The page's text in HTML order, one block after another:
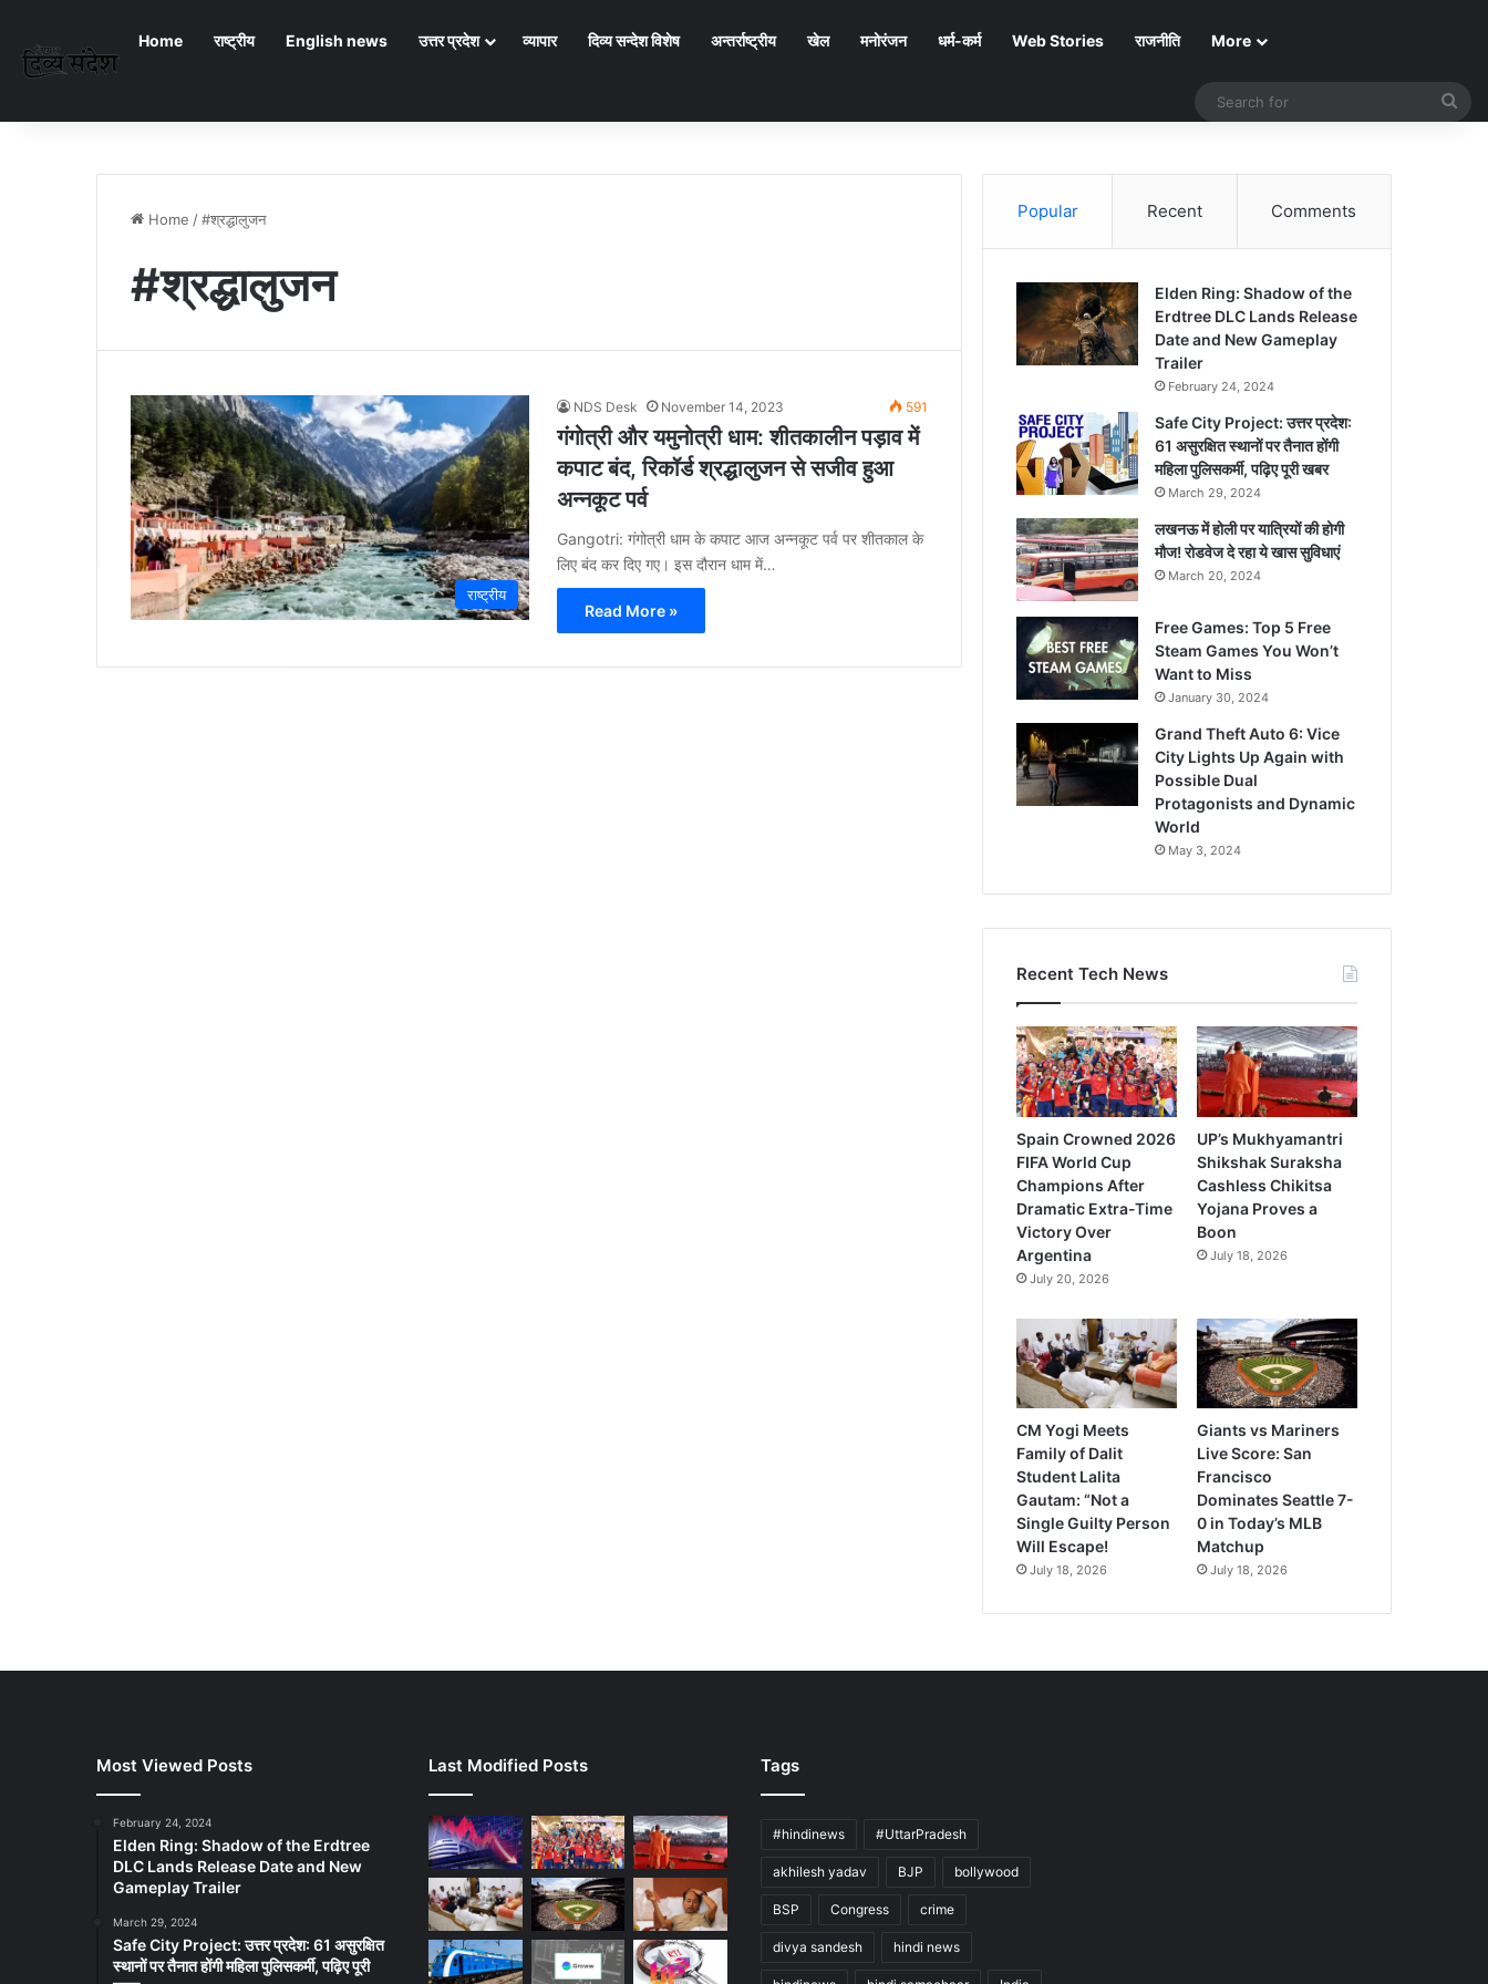
Home राष्ट्रीय English news उत्तर प्रदेश व्यापार दिव्य सन्देश विशेष अन्तर्राष्ट्रीय खेल मनोरंजन धर्म-कर्म Web Stories राजनीति More
Home /#श्रद्धालुजन
#श्रद्धालुजन
राष्ट्रीय
NDS Desk November 14, 2023 591
गंगोत्री और यमुनोत्री धाम: शीतकालीन पड़ाव में
कपाट बंद, रिकॉर्ड श्रद्धालुजन से सजीव हुआ
अन्नकूट पर्व
Gangotri: गंगोत्री धाम के कपाट आज अन्नकूट पर्व पर शीतकाल के
लिए बंद कर दिए गए। इस दौरान धाम में…
Read More »
Popular Recent Comments
Elden Ring: Shadow of the
Erdtree DLC Lands Release
Date and New Gameplay
Trailer
February 24, 2024
Safe City Project: उत्तर प्रदेश:
61 असुरक्षित स्थानों पर तैनात होंगी
महिला पुलिसकर्मी, पढ़िए पूरी खबर
March 29, 2024
लखनऊ में होली पर यात्रियों की होगी
मौज! रोडवेज दे रहा ये खास सुविधाएं
March 20, 2024
Free Games: Top 5 Free
Steam Games You Won’t
Want to Miss
January 30, 2024
Grand Theft Auto 6: Vice
City Lights Up Again with
Possible Dual
Protagonists and Dynamic
World
May 3, 2024
Recent Tech News
Spain Crowned 2026
FIFA World Cup
Champions After
Dramatic Extra-Time
Victory Over
Argentina
July 20, 2026
UP’s Mukhyamantri
Shikshak Suraksha
Cashless Chikitsa
Yojana Proves a
Boon
July 18, 2026
CM Yogi Meets
Family of Dalit
Student Lalita
Gautam: “Not a
Single Guilty Person
Will Escape!
July 18, 2026
Giants vs Mariners
Live Score: San
Francisco
Dominates Seattle 7-
0 in Today’s MLB
Matchup
July 18, 2026
Most Viewed Posts
February 24, 2024
Elden Ring: Shadow of the Erdtree
DLC Lands Release Date and New
Gameplay Trailer
March 29, 2024
Safe City Project: उत्तर प्रदेश: 61 असुरक्षित
स्थानों पर तैनात होंगी महिला पुलिसकर्मी, पढ़िए पूरी
Last Modified Posts Tags
#hindinews #UttarPradesh
akhilesh yadav BJP bollywood
BSP Congress crime
divya sandesh hindi news